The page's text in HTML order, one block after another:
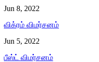
Jun 8, 2022
விக்ரம் விமர்சனம்
Jun 5, 2022
பீஸ்ட் விமர்சனம்